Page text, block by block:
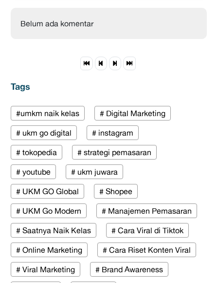
Belum ada komentar
Tags
#umkm naik kelas # Digital Marketing
# ukm go digital # instagram
# tokopedia # strategi pemasaran
# youtube # ukm juwara
# UKM GO Global # Shopee
# UKM Go Modern # Manajemen Pemasaran
# Saatnya Naik Kelas # Cara Viral di Tiktok
# Online Marketing # Cara Riset Konten Viral
# Viral Marketing # Brand Awareness